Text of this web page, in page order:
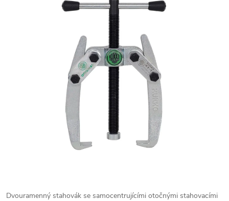
Dvouramenný stahovák se samocentrujícími otočnými stahovacími